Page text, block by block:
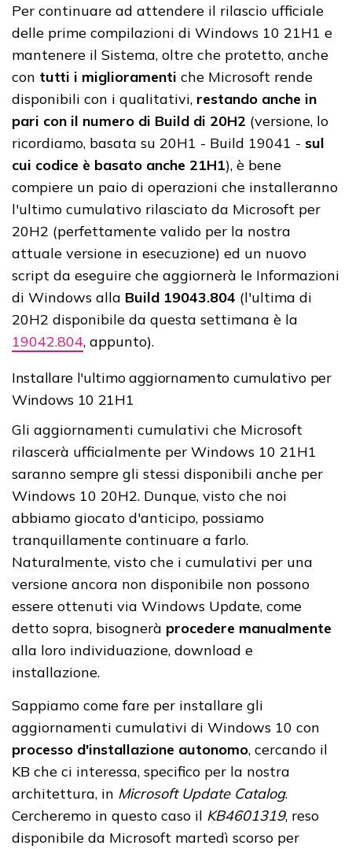
Per continuare ad attendere il rilascio ufficiale
delle prime compilazioni di Windows 10 21H1 e
mantenere il Sistema, oltre che protetto, anche
con tutti i miglioramenti che Microsoft rende
disponibili con i qualitativi, restando anche in
pari con il numero di Build di 20H2 (versione, lo
ricordiamo, basata su 20H1 - Build 19041 - sul
cui codice è basato anche 21H1), è bene
compiere un paio di operazioni che installeranno
l'ultimo cumulativo rilasciato da Microsoft per
20H2 (perfettamente valido per la nostra
attuale versione in esecuzione) ed un nuovo
script da eseguire che aggiornerà le Informazioni
di Windows alla Build 19043.804 (l'ultima di
20H2 disponibile da questa settimana è la
19042.804, appunto).
Installare l'ultimo aggiornamento cumulativo per
Windows 10 21H1
Gli aggiornamenti cumulativi che Microsoft
rilascerà ufficialmente per Windows 10 21H1
saranno sempre gli stessi disponibili anche per
Windows 10 20H2. Dunque, visto che noi
abbiamo giocato d'anticipo, possiamo
tranquillamente continuare a farlo.
Naturalmente, visto che i cumulativi per una
versione ancora non disponibile non possono
essere ottenuti via Windows Update, come
detto sopra, bisognerà procedere manualmente
alla loro individuazione, download e
installazione.
Sappiamo come fare per installare gli
aggiornamenti cumulativi di Windows 10 con
processo d'installazione autonomo, cercando il
KB che ci interessa, specifico per la nostra
architettura, in Microsoft Update Catalog.
Cercheremo in questo caso il KB4601319, reso
disponibile da Microsoft martedì scorso per